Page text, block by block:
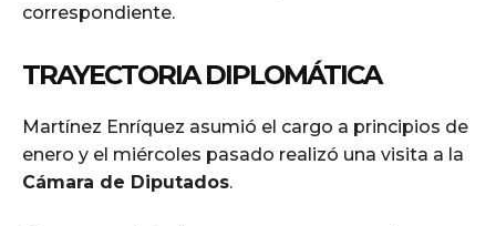
correspondiente.
TRAYECTORIA DIPLOMÁTICA
Martínez Enríquez asumió el cargo a principios de
enero y el miércoles pasado realizó una visita a la
Cámara de Diputados.